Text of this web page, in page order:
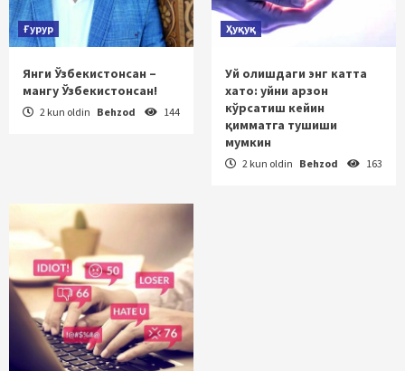
Ғурур
Янги Ўзбекистонсан –
мангу Ўзбекистонсан!
2 kun oldin Behzod 144
Ҳуқуқ
Уй олишдаги энг катта
хато: уйни арзон
кўрсатиш кейин
қимматга тушиши
мумкин
2 kun oldin Behzod 163